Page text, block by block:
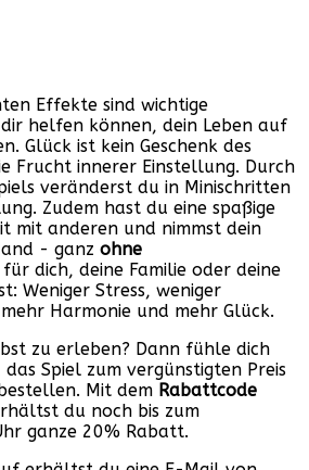
Effekte sind wichtige
helfen können, dein Leben auf
Glück ist kein Geschenk des
Frucht innerer Einstellung. Durch
veränderst du in Minischritten
Zudem hast du eine spaßige
mit anderen und nimmst dein
- ganz ohne
für dich, deine Familie oder deine
Weniger Stress, weniger
Harmonie und mehr Glück.
zu erleben? Dann fühle dich
Spiel zum vergünstigten Preis
Mit dem Rabattcode
du noch bis zum
ganze 20% Rabatt.